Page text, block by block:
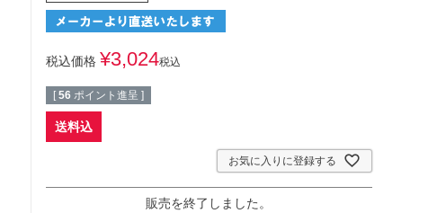
税込価格 ¥3,024税込
[ 56 ポイント進呈 ]
送料込
お気に入りに登録する
販売を終了しました。